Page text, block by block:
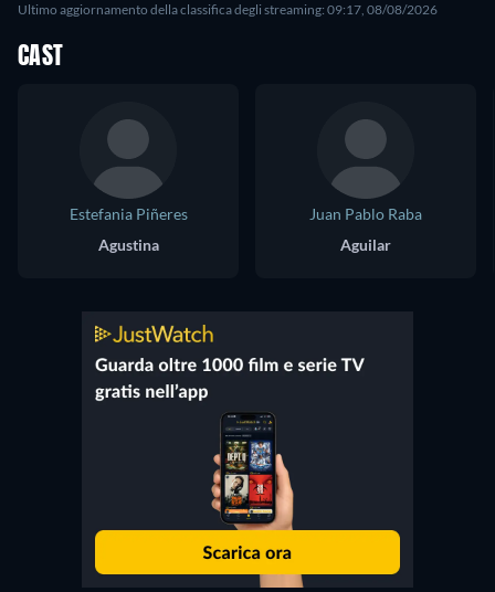
Ultimo aggiornamento della classifica degli streaming: 09:17, 08/08/2026
CAST
Estefania Piñeres
Agustina
Juan Pablo Raba
Aguilar